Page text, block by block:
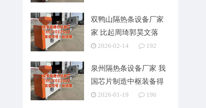
双鸭山隔热条设备厂家
家 比起周琦郭昊文落
第，郭士强信得过的果
2026-02-14 192
泉州隔热条设备厂家 我
国芯片制造中枢装备得
回蹙迫淘气
2026-01-19 196